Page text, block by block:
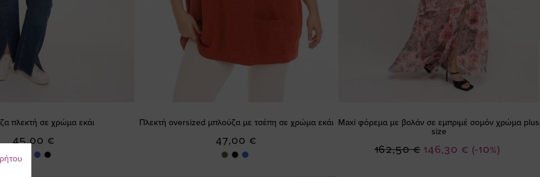
πλεκτή σε χρώμα εκάι
45,00 €
Πλεκτή oversized μπλούζα με τσέπη σε χρώμα εκάι
47,00 €
Maxi φόρεμα με βολάν σε εμπριμέ σομόν χρώμα plus
size
(-10%)
Ειδική
146,30 €
162,50 €